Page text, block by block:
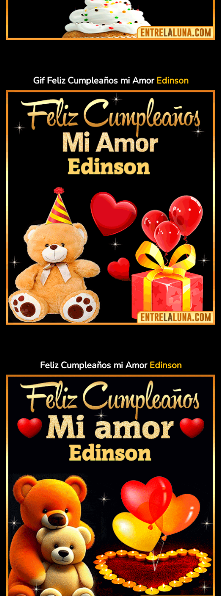
Gif Feliz Cumpleaños mi Amor Edinson
Feliz Cumpleaños mi Amor Edinson